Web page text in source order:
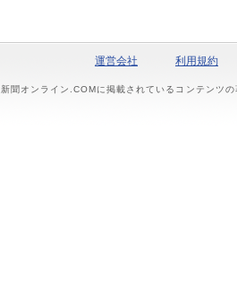
運営会社 利用規約
新聞オンライン.COMに掲載されているコンテンツ